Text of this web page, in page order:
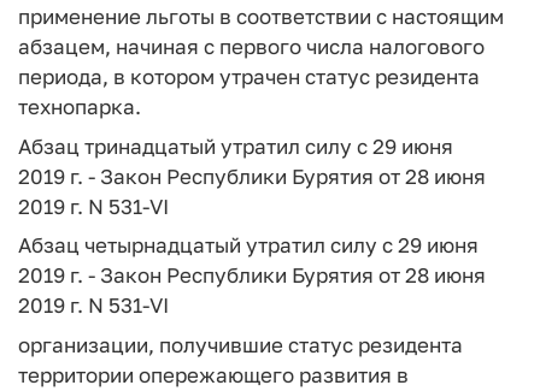
применение льготы в соответствии с настоящим
абзацем, начиная с первого числа налогового
периода, в котором утрачен статус резидента
технопарка.
Абзац тринадцатый утратил силу с 29 июня
2019 г. - Закон Республики Бурятия от 28 июня
2019 г. N 531-VI
Абзац четырнадцатый утратил силу с 29 июня
2019 г. - Закон Республики Бурятия от 28 июня
2019 г. N 531-VI
организации, получившие статус резидента
территории опережающего развития в